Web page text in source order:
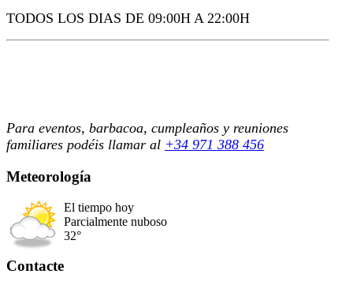
TODOS LOS DIAS DE 09:00H A 22:00H
Para eventos, barbacoa, cumpleaños y reuniones
familiares podéis llamar al +34 971 388 456
Meteorología
El tiempo hoy
Parcialmente nuboso
32°
Contacte